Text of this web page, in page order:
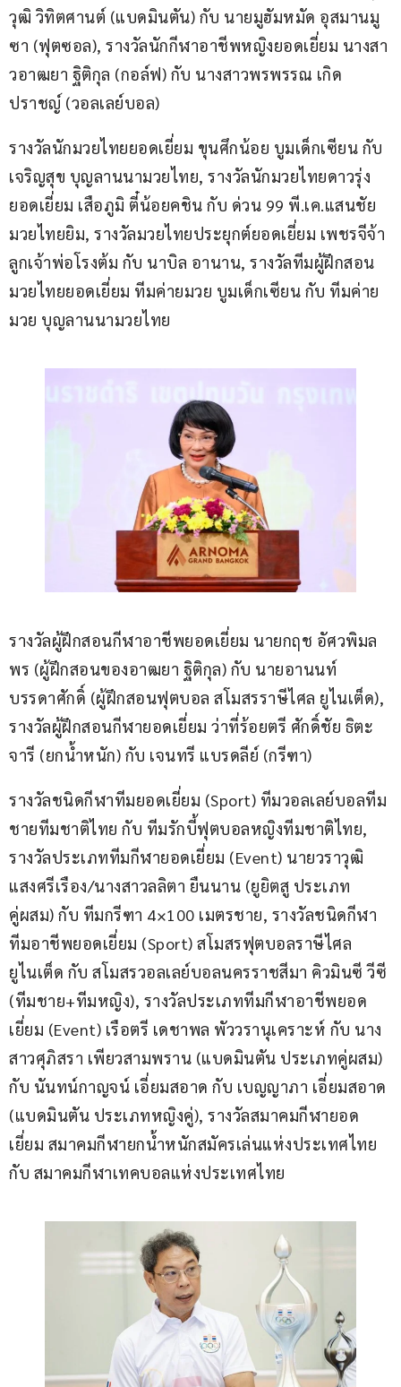
วุฒิ วิทิตศานต์ (แบดมินตัน) กับ นายมูฮัมหมัด อุสมานมู
ซา (ฟุตซอล), รางวัลนักกีฬาอาชีพหญิงยอดเยี่ยม นางสา
วอาฒยา ฐิติกุล (กอล์ฟ) กับ นางสาวพรพรรณ เกิด
ปราชญ์ (วอลเลย์บอล)
รางวัลนักมวยไทยยอดเยี่ยม ขุนศึกน้อย บูมเด็กเซียน กับ
เจริญสุข บุญลานนามวยไทย, รางวัลนักมวยไทยดาวรุ่ง
ยอดเยี่ยม เสือภูมิ ตี๋น้อยคชิน กับ ด่วน 99 พี.เค.แสนชัย
มวยไทยยิม, รางวัลมวยไทยประยุกต์ยอดเยี่ยม เพชรจีจ้า
ลูกเจ้าพ่อโรงต้ม กับ นาบิล อานาน, รางวัลทีมผู้ฝึกสอน
มวยไทยยอดเยี่ยม ทีมค่ายมวย บูมเด็กเซียน กับ ทีมค่าย
มวย บุญลานนามวยไทย
รางวัลผู้ฝึกสอนกีฬาอาชีพยอดเยี่ยม นายกฤช อัศวพิมล
พร (ผู้ฝึกสอนของอาฒยา ฐิติกุล) กับ นายอานนท์
บรรดาศักดิ์ (ผู้ฝึกสอนฟุตบอล สโมสรราษีไศล ยูไนเต็ด),
รางวัลผู้ฝึกสอนกีฬายอดเยี่ยม ว่าที่ร้อยตรี ศักดิ์ชัย ธิตะ
จารี (ยกน้ำหนัก) กับ เจนทรี แบรดลีย์ (กรีฑา)
รางวัลชนิดกีฬาทีมยอดเยี่ยม (Sport) ทีมวอลเลย์บอลทีม
ชายทีมชาติไทย กับ ทีมรักบี้ฟุตบอลหญิงทีมชาติไทย,
รางวัลประเภททีมกีฬายอดเยี่ยม (Event) นายวราวุฒิ
แสงศรีเรือง/นางสาวลลิตา ยืนนาน (ยูยิตสู ประเภท
คู่ผสม) กับ ทีมกรีฑา 4×100 เมตรชาย, รางวัลชนิดกีฬา
ทีมอาชีพยอดเยี่ยม (Sport) สโมสรฟุตบอลราษีไศล
ยูไนเต็ด กับ สโมสรวอลเลย์บอลนครราชสีมา คิวมินซี วีซี
(ทีมชาย+ทีมหญิง), รางวัลประเภททีมกีฬาอาชีพยอด
เยี่ยม (Event) เรือตรี เดชาพล พัววรานุเคราะห์ กับ นาง
สาวศุภิสรา เพียวสามพราน (แบดมินตัน ประเภทคู่ผสม)
กับ นันทน์กาญจน์ เอี่ยมสอาด กับ เบญญาภา เอี่ยมสอาด
(แบดมินตัน ประเภทหญิงคู่), รางวัลสมาคมกีฬายอด
เยี่ยม สมาคมกีฬายกน้ำหนักสมัครเล่นแห่งประเทศไทย
กับ สมาคมกีฬาเทคบอลแห่งประเทศไทย